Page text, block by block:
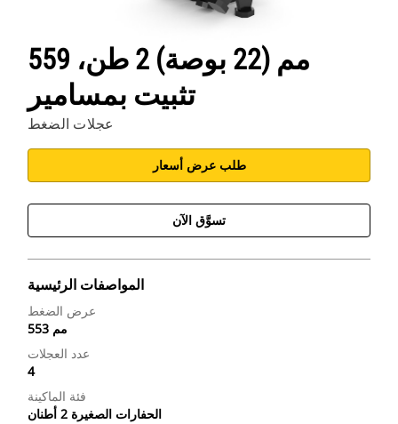
559 مم (22 بوصة) 2 طن،
تثبيت بمسامير
عجلات الضغط
طلب عرض أسعار
تسوَّق الآن
المواصفات الرئيسية
عرض الضغط
553 مم
عدد العجلات
4
فئة الماكينة
الحفارات الصغيرة 2 أطنان